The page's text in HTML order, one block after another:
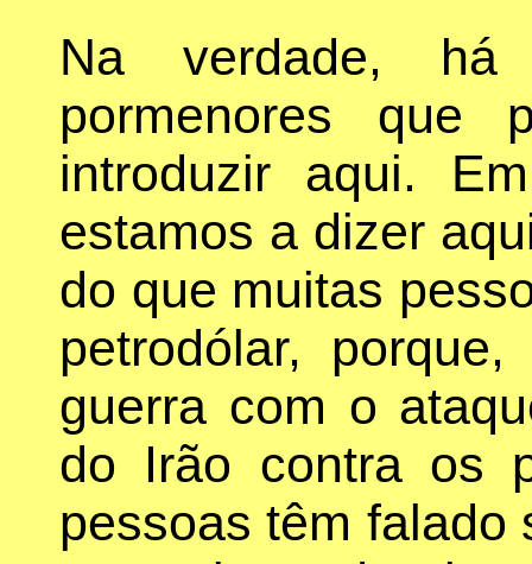
Na verdade, há
pormenores que
introduzir aqui.
estamos a dizer
do que muitas
petrodólar,
guerra com o
do Irão contra os
pessoas têm falado